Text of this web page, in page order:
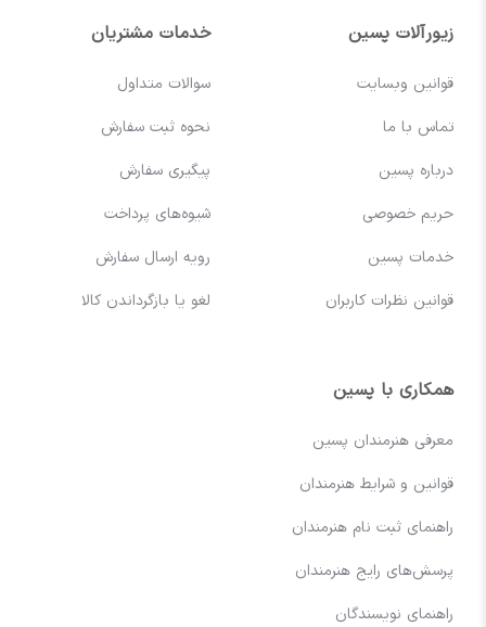
زیورآلات پسین
قوانین وبسایت
تماس با ما
درباره پسین
حریم خصوصی
خدمات پسین
قوانین نظرات کاربران
خدمات مشتریان
سوالات متداول
نحوه ثبت سفارش
پیگیری سفارش
شیوه‌های پرداخت
رویه ارسال سفارش
لغو یا بازگرداندن کالا
همکاری با پسین
معرفی هنرمندان پسین
قوانین و شرایط هنرمندان
راهنمای ثبت نام هنرمندان
پرسش‌های رایج هنرمندان
راهنمای نویسندگان